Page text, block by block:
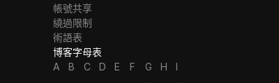
帳號共享
繞過限制
術語表
博客字母表
A
B C D E F G H
I